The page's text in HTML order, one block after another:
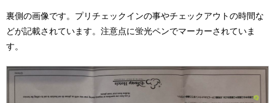
裏側の画像です。プリチェックインの事やチェックアウトの時間な
どが記載されています。注意点に蛍光ペンでマーカーされていま
す。